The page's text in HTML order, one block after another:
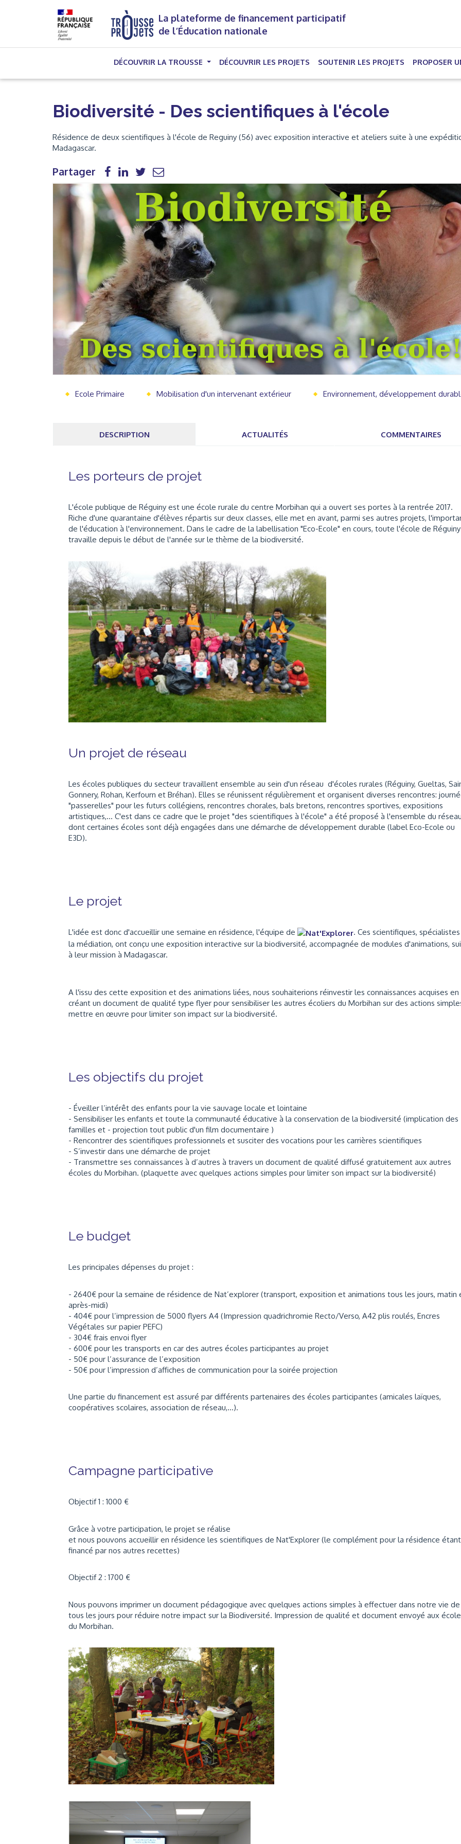
La plateforme de financement participatif
de l’Éducation nationale
DÉCOUVRIR LA TROUSSE DÉCOUVRIR LES PROJETS (CURRENT)
SOUTENIR LES PROJETS PROPOSER
Biodiversité - Des scientifiques à l'école
Résidence de deux scientifiques à l'école de Reguiny (56) avec exposition interactive et ateliers suite à une
Madagascar.
Partager
Ecole Primaire Mobilisation d'un intervenant extérieur Environnement, développement
DESCRIPTION ACTUALITÉS COMMENTAIRES
Les porteurs de projet
L'école publique de Réguiny est une école rurale du centre Morbihan qui a ouvert ses portes à la rentrée 2017.
Riche d'une quarantaine d'élèves répartis sur deux classes, elle met en avant, parmi ses autres projets,
de l'éducation à l'environnement. Dans le cadre de la labellisation "Eco-Ecole" en cours, toute l'école de Réguiny
travaille depuis le début de l'année sur le thème de la biodiversité.
Un projet de réseau
Les écoles publiques du secteur travaillent ensemble au sein d'un réseau d'écoles rurales (Réguiny, Gueltas,
Gonnery, Rohan, Kerfourn et Bréhan). Elles se réunissent régulièrement et organisent diverses rencontres:
"passerelles" pour les futurs collégiens, rencontres chorales, bals bretons, rencontres sportives, expositions
artistiques,... C'est dans ce cadre que le projet "des scientifiques à l'école" a été proposé à l'ensemble du
dont certaines écoles sont déjà engagées dans une démarche de développement durable (label Eco-Ecole ou
E3D).
Le projet
L'idée est donc d'accueillir une semaine en résidence, l'équipe de
. Ces scientifiques,
la médiation, ont conçu une exposition interactive sur la biodiversité, accompagnée de modules d'animations,
à leur mission à Madagascar.
A l'issu des cette exposition et des animations liées, nous souhaiterions réinvestir les connaissances acquises en
créant un document de qualité type flyer pour sensibiliser les autres écoliers du Morbihan sur des actions
mettre en œuvre pour limiter son impact sur la biodiversité.
Les objectifs du projet
- Éveiller l’intérêt des enfants pour la vie sauvage locale et lointaine
- Sensibiliser les enfants et toute la communauté éducative à la conservation de la biodiversité (implication des
familles et - projection tout public d'un film documentaire )
- Rencontrer des scientifiques professionnels et susciter des vocations pour les carrières scientifiques
- S’investir dans une démarche de projet
- Transmettre ses connaissances à d’autres à travers un document de qualité diffusé gratuitement aux autres
écoles du Morbihan. (plaquette avec quelques actions simples pour limiter son impact sur la biodiversité)
Le budget
Les principales dépenses du projet :
- 2640€ pour la semaine de résidence de Nat’explorer (transport, exposition et animations tous les jours, matin
après-midi)
- 404€ pour l’impression de 5000 flyers A4 (Impression quadrichromie Recto/Verso, A42 plis roulés, Encres
Végétales sur papier PEFC)
- 304€ frais envoi flyer
- 600€ pour les transports en car des autres écoles participantes au projet
- 50€ pour l’assurance de l’exposition
- 50€ pour l’impression d’affiches de communication pour la soirée projection
Une partie du financement est assuré par différents partenaires des écoles participantes (amicales laïques,
coopératives scolaires, association de réseau,...).
Campagne participative
Objectif 1 : 1000 €
Grâce à votre participation, le projet se réalise
et nous pouvons accueillir en résidence les scientifiques de Nat'Explorer (le complément pour la résidence étant
financé par nos autres recettes)
Objectif 2 : 1700 €
Nous pouvons imprimer un document pédagogique avec quelques actions simples à effectuer dans notre vie de
tous les jours pour réduire notre impact sur la Biodiversité. Impression de qualité et document envoyé aux
du Morbihan.